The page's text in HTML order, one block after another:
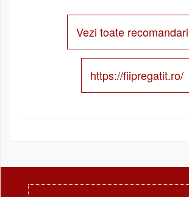
Vezi toate
https://fiipregatit.ro/